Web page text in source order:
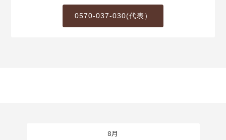
0570-037-030(代表）
8月